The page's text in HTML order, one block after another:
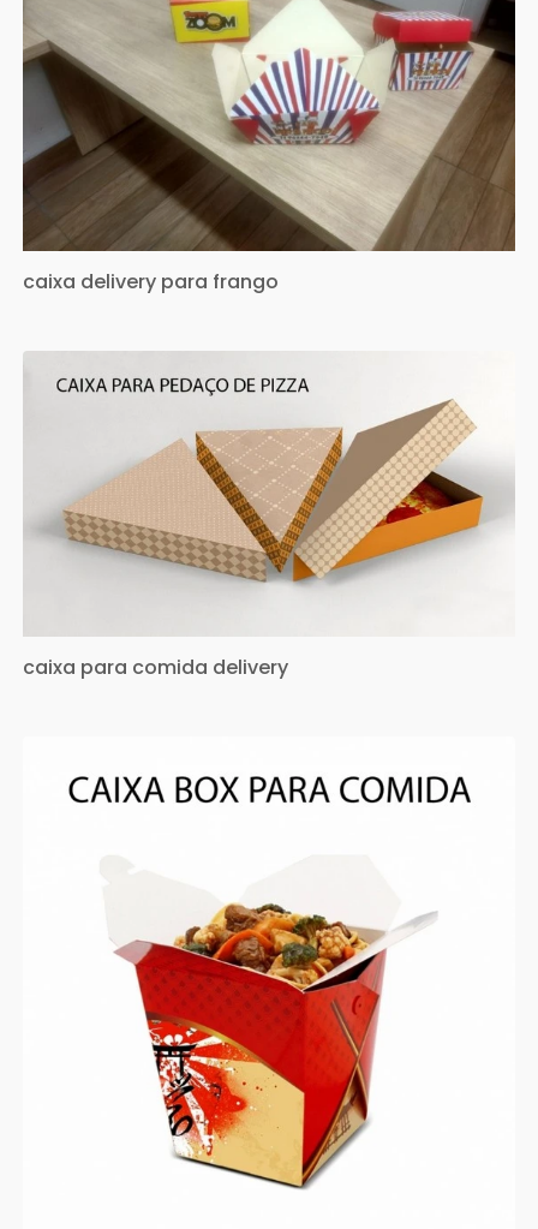
caixa delivery para frango
caixa para comida delivery